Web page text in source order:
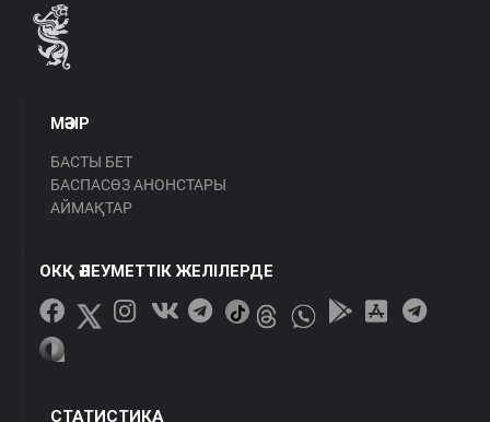
МӘЗІР
БАСТЫ БЕТ
БАСПАСӨЗ АНОНСТАРЫ
АЙМАҚТАР
ОКҚ ӘЛЕУМЕТТІК ЖЕЛІЛЕРДЕ
СТАТИСТИКА